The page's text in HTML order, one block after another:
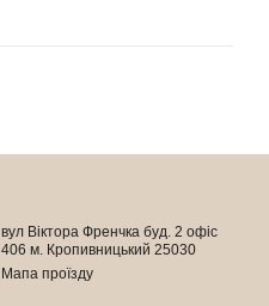
вул Віктора Френчка буд. 2 офіс
406 м. Кропивницький 25030
Мапа проїзду